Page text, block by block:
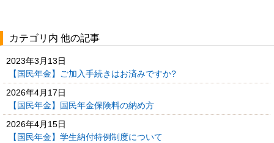
カテゴリ内 他の記事
2023年3月13日
【国民年金】ご加入手続きはお済みですか?
2026年4月17日
【国民年金】国民年金保険料の納め方
2026年4月15日
【国民年金】学生納付特例制度について